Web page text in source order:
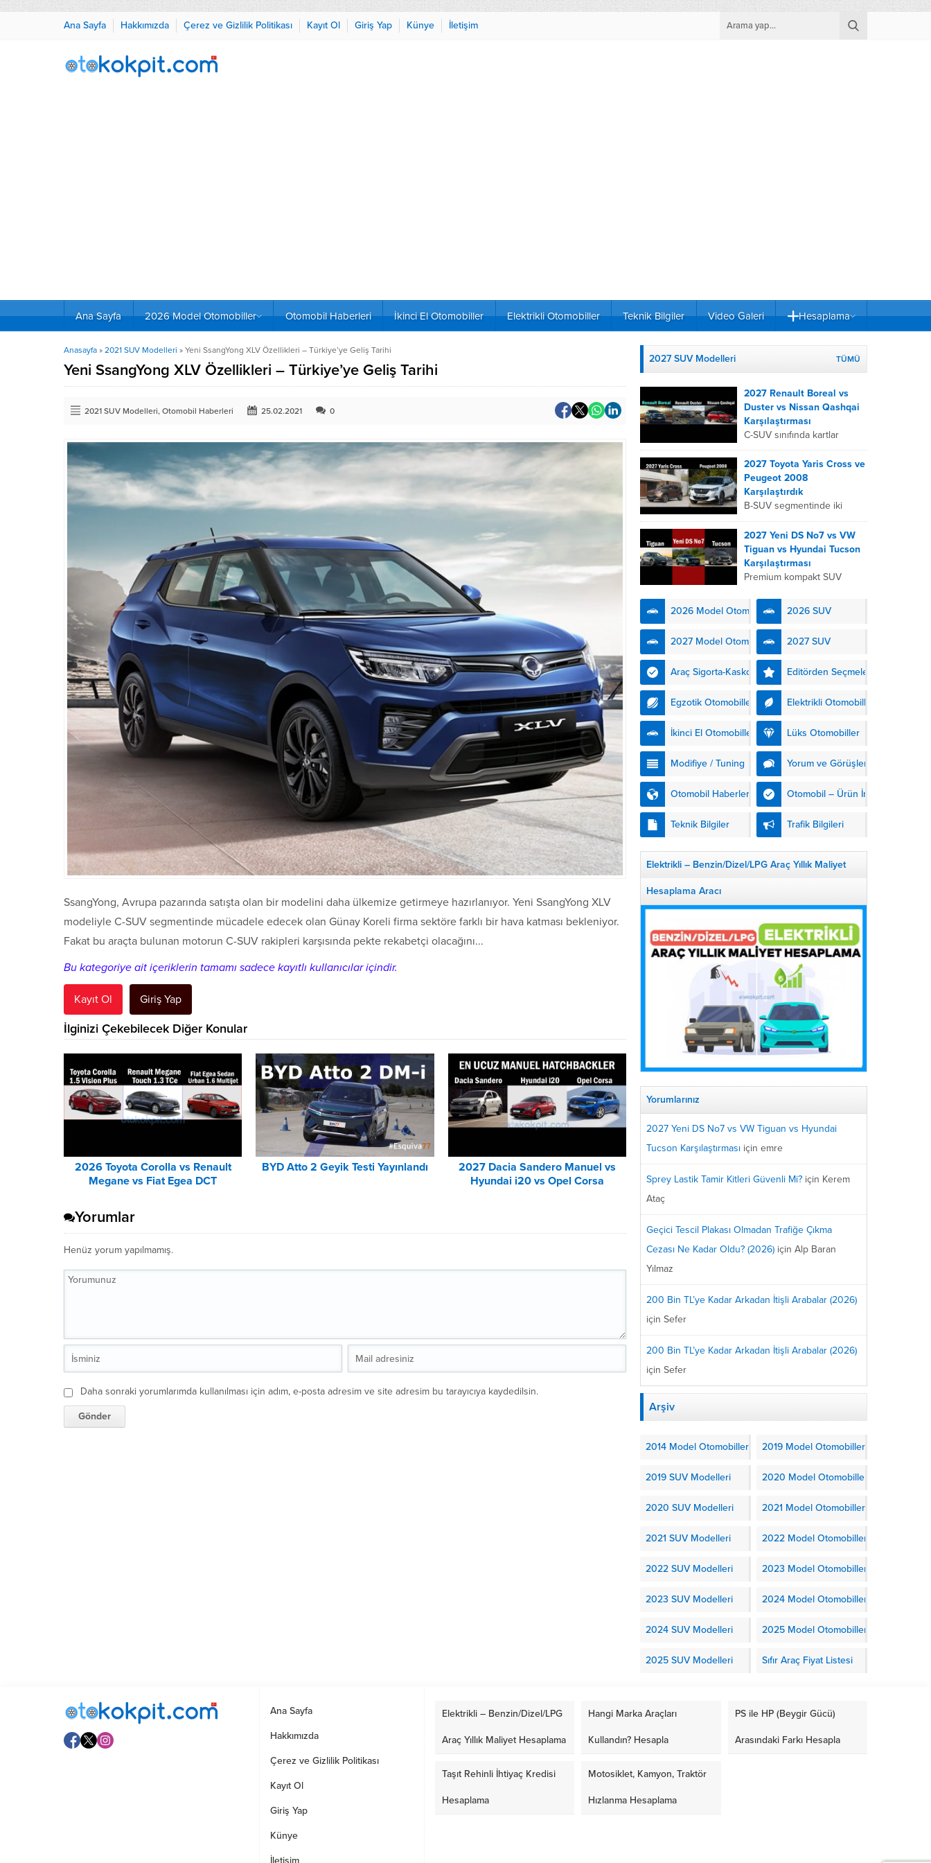
Ana Sayfa Hakkımızda Çerez ve Gizlilik Politikası Kayıt Ol Giriş Yap Künye İletişim
Ana Sayfa 2026 Model Otomobiller Otomobil Haberleri İkinci El Otomobiller Elektrikli Otomobiller Teknik Bilgiler Video Galeri Hesaplama
Anasayfa » 2021 SUV Modelleri » Yeni SsangYong XLV Özellikleri – Türkiye’ye Geliş Tarihi
Yeni SsangYong XLV Özellikleri – Türkiye’ye Geliş Tarihi
2021 SUV Modelleri, Otomobil Haberleri 25.02.2021 0
SsangYong, Avrupa pazarında satışta olan bir modelini daha ülkemize getirmeye hazırlanıyor. Yeni SsangYong XLV
modeliyle C-SUV segmentinde mücadele edecek olan Günay Koreli firma sektöre farklı bir hava katması bekleniyor.
Fakat bu araçta bulunan motorun C-SUV rakipleri karşısında pekte rekabetçi olacağını...
Bu kategoriye ait içeriklerin tamamı sadece kayıtlı kullanıcılar içindir.
Kayıt Ol Giriş Yap
İlginizi Çekebilecek Diğer Konular
2026 Toyota Corolla vs Renault
Megane vs Fiat Egea DCT
BYD Atto 2 Geyik Testi Yayınlandı
2027 Dacia Sandero Manuel vs
Hyundai i20 vs Opel Corsa
Yorumlar
Henüz yorum yapılmamış.
Daha sonraki yorumlarımda kullanılması için adım, e-posta adresim ve site adresim bu tarayıcıya kaydedilsin.
2027 SUV Modelleri TÜMÜ
2027 Renault Boreal vs
Duster vs Nissan Qashqai
Karşılaştırması
C-SUV sınıfında kartlar
yeniden dağıtıldı. 2027
Renault Boreal, Renault
Duster ve Nissan Qashqai;
her biri farklı bir sürüş
deneyimi, motor...
2027 Toyota Yaris Cross ve
Peugeot 2008
Karşılaştırdık
B-SUV segmentinde iki
önemli oyuncu olan 2027
Toyota Yaris
Cross ve Peugeot 2008,
farklı mühendislik
felsefeleriyle kullanıcıların
hibrit teknolojisindeki
uzmanlığını...
2027 Yeni DS No7 vs VW
Tiguan vs Hyundai Tucson
Karşılaştırması
Premium kompakt SUV
isteyen 2027 DS No7,
kendinden şarjlı hibrit
teknolojisiyle buluşturuyor.
DS Automobiles’in yeni...
2026 Model Otomobiller 2026 SUV
2027 Model Otomobiller 2027 SUV
Araç Sigorta-Kasko Editörden Seçmeler
Egzotik Otomobiller Elektrikli Otomobiller
İkinci El Otomobiller Lüks Otomobiller
Modifiye / Tuning Yorum ve Görüşler
Otomobil Haberleri Otomobil – Ürün İnceleme
Teknik Bilgiler Trafik Bilgileri
Elektrikli – Benzin/Dizel/LPG Araç Yıllık Maliyet
Hesaplama Aracı
Yorumlarınız
2027 Yeni DS No7 vs VW Tiguan vs Hyundai
Tucson Karşılaştırması için emre
Sprey Lastik Tamir Kitleri Güvenli Mi? için Kerem
Ataç
Geçici Tescil Plakası Olmadan Trafiğe Çıkma
Cezası Ne Kadar Oldu? (2026) için Alp Baran
Yılmaz
200 Bin TL’ye Kadar Arkadan İtişli Arabalar (2026)
için Sefer
200 Bin TL’ye Kadar Arkadan İtişli Arabalar (2026)
için Sefer
Arşiv
2014 Model Otomobiller 2019 Model Otomobiller
2019 SUV Modelleri 2020 Model Otomobiller
2020 SUV Modelleri 2021 Model Otomobiller
2021 SUV Modelleri 2022 Model Otomobiller
2022 SUV Modelleri 2023 Model Otomobiller
2023 SUV Modelleri 2024 Model Otomobiller
2024 SUV Modelleri 2025 Model Otomobiller
2025 SUV Modelleri Sıfır Araç Fiyat Listesi
Ana Sayfa
Hakkımızda
Çerez ve Gizlilik Politikası
Kayıt Ol
Giriş Yap
Künye
İletişim
Elektrikli – Benzin/Dizel/LPG
Araç Yıllık Maliyet Hesaplama
Hangi Marka Araçları
Kullandın? Hesapla
PS ile HP (Beygir Gücü)
Arasındaki Farkı Hesapla
Taşıt Rehinli İhtiyaç Kredisi
Hesaplama
Motosiklet, Kamyon, Traktör
Hızlanma Hesaplama